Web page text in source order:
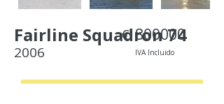
Fairline Squadron 74
2006
€ 800000
IVA Incluido